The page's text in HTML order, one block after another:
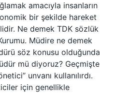
amacıyla insanların
bir şekilde hareket
Ne demek TDK sözlük
Müdire ne demek
söz konusu olduğunda
mü diyoruz? Geçmişte
unvanı kullanılırdı.
için genellikle